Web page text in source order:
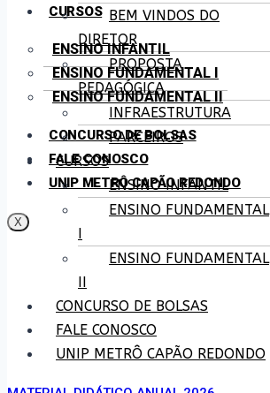
CURSOS
ENSINO INFANTIL
ENSINO FUNDAMENTAL I
ENSINO FUNDAMENTAL II
CONCURSO DE BOLSAS
FALE CONOSCO
UNIP METRÔ CAPÃO REDONDO
X
BEM VINDOS DO
DIRETOR
PROPOSTA
PEDAGÓGICA
INFRAESTRUTURA
PARCEIROS
CURSOS
ENSINO INFANTIL
ENSINO FUNDAMENTAL
I
ENSINO FUNDAMENTAL
II
CONCURSO DE BOLSAS
FALE CONOSCO
UNIP METRÔ CAPÃO REDONDO